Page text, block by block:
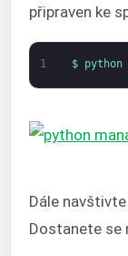
připraven ke
1 $ python
Dále
Dostanete se